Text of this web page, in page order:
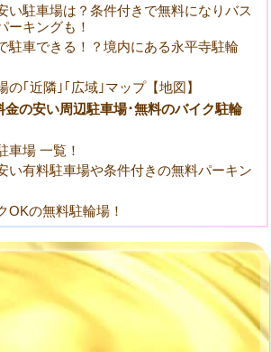
い駐車場は？条件付きで無料になりバス
ーキングも！
駐車できる！？境内にある永平寺駐輪
の｢近隣｣｢広域｣マップ【地図】
金の安い周辺駐車場･無料のバイク駐輪
車場 一覧！
い有料駐車場や条件付きの無料パーキン
OKの無料駐輪場！